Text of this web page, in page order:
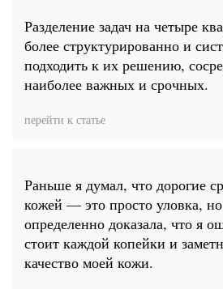
Разделение задач на четыре
более структурированно и
подходить к их решению,
наиболее важных и срочных.
перейти к статье
Раньше я думал, что дорогие
кожей — это просто уловка,
определенно доказала, что я
стоит каждой копейки и
качество моей кожи.